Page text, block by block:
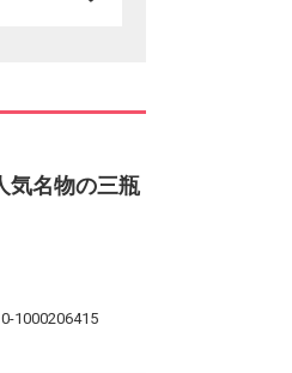
気名物の三瓶
0-1000206415